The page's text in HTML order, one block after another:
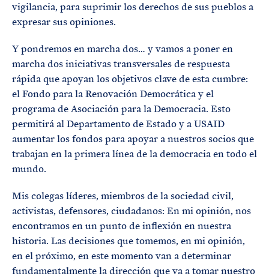
vigilancia, para suprimir los derechos de sus pueblos a
expresar sus opiniones.
Y pondremos en marcha dos… y vamos a poner en
marcha dos iniciativas transversales de respuesta
rápida que apoyan los objetivos clave de esta cumbre:
el Fondo para la Renovación Democrática y el
programa de Asociación para la Democracia. Esto
permitirá al Departamento de Estado y a USAID
aumentar los fondos para apoyar a nuestros socios que
trabajan en la primera línea de la democracia en todo el
mundo.
Mis colegas líderes, miembros de la sociedad civil,
activistas, defensores, ciudadanos: En mi opinión, nos
encontramos en un punto de inflexión en nuestra
historia. Las decisiones que tomemos, en mi opinión,
en el próximo, en este momento van a determinar
fundamentalmente la dirección que va a tomar nuestro